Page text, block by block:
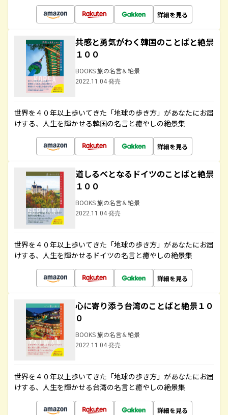
詳細を見る
共感と勇気がわく韓国のことばと絶景
１００
BOOKS 旅の名言＆絶景
2022.11.04 発売
世界を４０年以上歩いてきた「地球の歩き方」があなたにお届
けする、人生を輝かせる韓国の名言と癒やしの絶景集
詳細を見る
道しるべとなるドイツのことばと絶景
１００
BOOKS 旅の名言＆絶景
2022.11.04 発売
世界を４０年以上歩いてきた「地球の歩き方」があなたにお届
けする、人生を輝かせるドイツの名言と癒やしの絶景集
詳細を見る
心に寄り添う台湾のことばと絶景１０
０
BOOKS 旅の名言＆絶景
2022.11.04 発売
世界を４０年以上歩いてきた「地球の歩き方」があなたにお届
けする、人生を輝かせる台湾の名言と癒やしの絶景集
詳細を見る